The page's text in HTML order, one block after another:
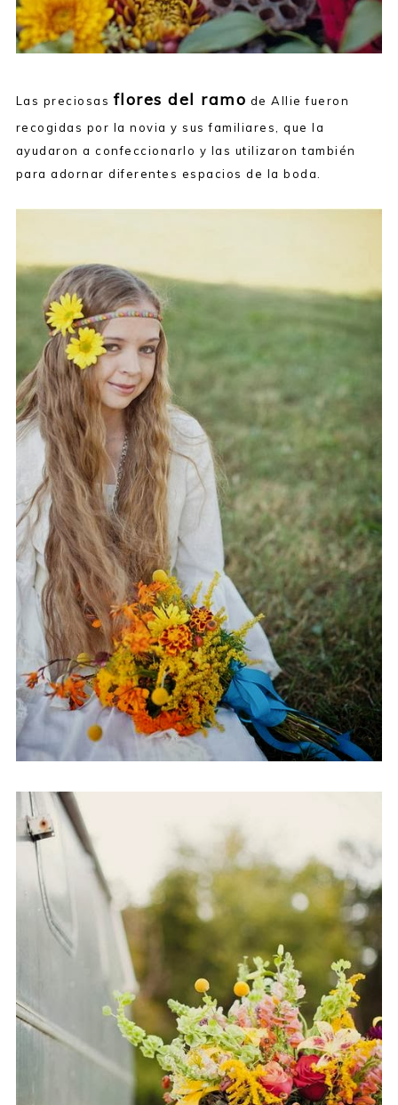
Las preciosasflores del ramo de Allie fueron
recogidas por la novia y sus familiares, que la
ayudaron a confeccionarlo y las utilizaron también
para adornar diferentes espacios de la boda.